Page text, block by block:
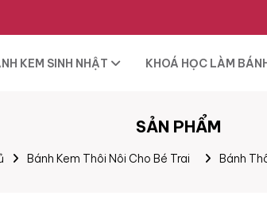
KEM SINH NHẬT KHOÁ HỌC LÀM
SẢN PHẨM
Bánh Kem Thôi Nôi Cho Bé Trai Bánh